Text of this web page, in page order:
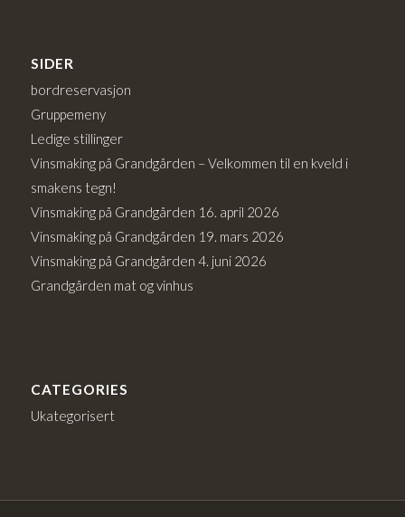
SIDER
bordreservasjon
Gruppemeny
Ledige stillinger
Vinsmaking på Grandgården – Velkommen til en kveld i
smakens tegn!
Vinsmaking på Grandgården 16. april 2026
Vinsmaking på Grandgården 19. mars 2026
Vinsmaking på Grandgården 4. juni 2026
Grandgården mat og vinhus
CATEGORIES
Ukategorisert